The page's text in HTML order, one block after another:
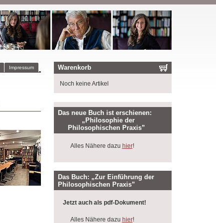
Impressum Warenkorb
Noch keine Artikel
Das neue Buch ist erschienen:
„Philosophie der
Philosophischen Praxis”
Alles Nähere dazu hier!
Das Buch: „Zur Einführung der
Philosophischen Praxis”
Jetzt auch als pdf-Dokument!
Alles Nähere dazu hier!